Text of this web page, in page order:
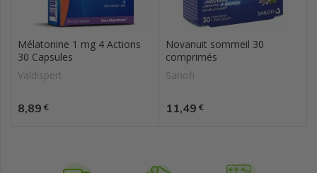
Mélatonine 1 mg 4 Actions
30 Capsules
Valdispert
Prix
8,89 €
Novanuit sommeil 30
comprimés
Sanofi
Prix
11,49 €